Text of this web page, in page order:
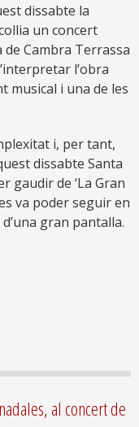
dissabte la
un concert
de Cambra Terrassa
l’obra
musical i una de les
i, per tant,
dissabte Santa
gaudir de ‘La Gran
va poder seguir en
gran pantalla.
al concert de